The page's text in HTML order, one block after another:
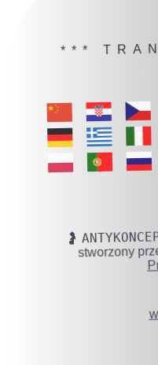
***
🤰
stworzony